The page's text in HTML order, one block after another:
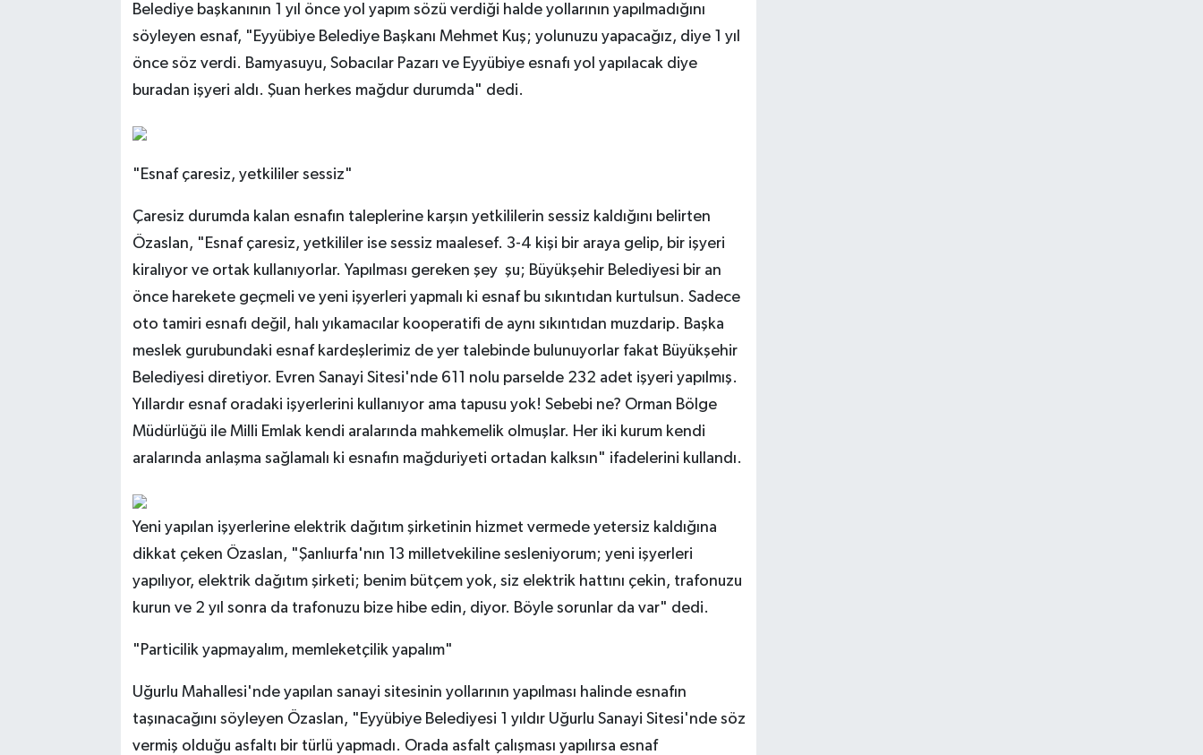
Belediye başkanının 1 yıl önce yol yapım sözü verdiği halde yollarının yapılmadığını
söyleyen esnaf, "Eyyübiye Belediye Başkanı Mehmet Kuş; yolunuzu yapacağız, diye 1 yıl
önce söz verdi. Bamyasuyu, Sobacılar Pazarı ve Eyyübiye esnafı yol yapılacak diye
buradan işyeri aldı. Şuan herkes mağdur durumda" dedi.
"Esnaf çaresiz, yetkililer sessiz"
Çaresiz durumda kalan esnafın taleplerine karşın yetkililerin sessiz kaldığını belirten
Özaslan, "Esnaf çaresiz, yetkililer ise sessiz maalesef. 3-4 kişi bir araya gelip, bir işyeri
kiralıyor ve ortak kullanıyorlar. Yapılması gereken şey şu; Büyükşehir Belediyesi bir an
önce harekete geçmeli ve yeni işyerleri yapmalı ki esnaf bu sıkıntıdan kurtulsun. Sadece
oto tamiri esnafı değil, halı yıkamacılar kooperatifi de aynı sıkıntıdan muzdarip. Başka
meslek gurubundaki esnaf kardeşlerimiz de yer talebinde bulunuyorlar fakat Büyükşehir
Belediyesi diretiyor. Evren Sanayi Sitesi'nde 611 nolu parselde 232 adet işyeri yapılmış.
Yıllardır esnaf oradaki işyerlerini kullanıyor ama tapusu yok! Sebebi ne? Orman Bölge
Müdürlüğü ile Milli Emlak kendi aralarında mahkemelik olmuşlar. Her iki kurum kendi
aralarında anlaşma sağlamalı ki esnafın mağduriyeti ortadan kalksın" ifadelerini kullandı.
Yeni yapılan işyerlerine elektrik dağıtım şirketinin hizmet vermede yetersiz kaldığına
dikkat çeken Özaslan, "Şanlıurfa'nın 13 milletvekiline sesleniyorum; yeni işyerleri
yapılıyor, elektrik dağıtım şirketi; benim bütçem yok, siz elektrik hattını çekin, trafonuzu
kurun ve 2 yıl sonra da trafonuzu bize hibe edin, diyor. Böyle sorunlar da var" dedi.
"Particilik yapmayalım, memleketçilik yapalım"
Uğurlu Mahallesi'nde yapılan sanayi sitesinin yollarının yapılması halinde esnafın
taşınacağını söyleyen Özaslan, "Eyyübiye Belediyesi 1 yıldır Uğurlu Sanayi Sitesi'nde söz
vermiş olduğu asfaltı bir türlü yapmadı. Orada asfalt çalışması yapılırsa esnaf